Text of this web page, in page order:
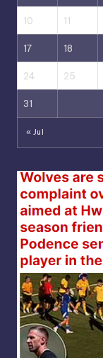
10 11
17 18
24 25
31
« Jul